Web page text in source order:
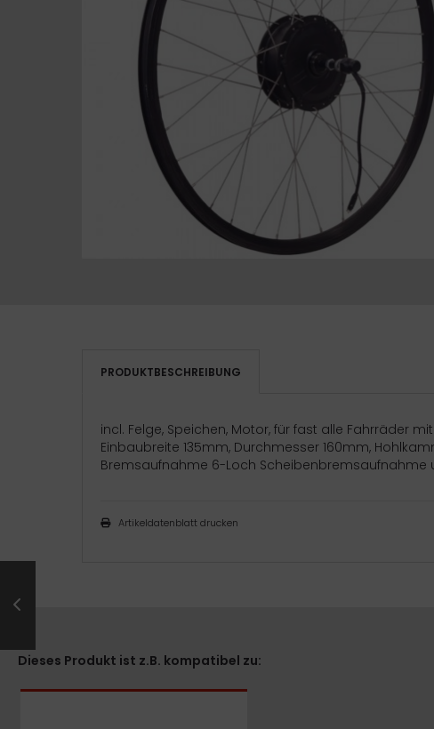
PRODUKTBESCHREIBUNG
incl. Felge, Speichen, Motor, für fast alle Fahrräder
Einbaubreite 135mm, Durchmesser 160mm,
Bremsaufnahme 6-Loch
Artikeldatenblatt drucken
Dieses Produkt ist z.B. kompatibel zu: